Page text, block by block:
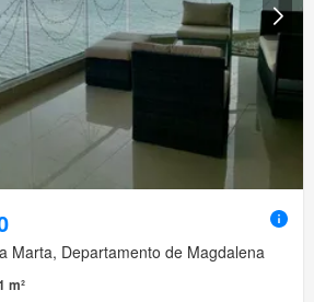
Marta, Departamento de Magdalena
m²